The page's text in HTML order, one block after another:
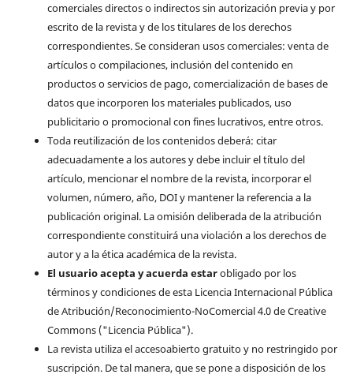
comerciales directos o indirectos sin autorización previa y por
escrito de la revista y de los titulares de los derechos
correspondientes. Se consideran usos comerciales: venta de
artículos o compilaciones, inclusión del contenido en
productos o servicios de pago, comercialización de bases de
datos que incorporen los materiales publicados, uso
publicitario o promocional con fines lucrativos, entre otros.
Toda reutilización de los contenidos deberá: citar
adecuadamente a los autores y debe incluir el título del
artículo, mencionar el nombre de la revista, incorporar el
volumen, número, año, DOI y mantener la referencia a la
publicación original. La omisión deliberada de la atribución
correspondiente constituirá una violación a los derechos de
autor y a la ética académica de la revista.
El usuario acepta y acuerda estarobligado por los
términos y condiciones de esta Licencia Internacional Pública
de Atribución/Reconocimiento-NoComercial 4.0 de Creative
Commons ("Licencia Pública").
La revista utiliza el accesoabierto gratuito y no restringido por
suscripción. De tal manera, que se pone a disposición de los